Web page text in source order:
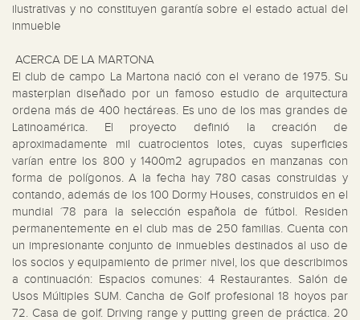
ilustrativas y no constituyen garantía sobre el estado actual del
inmueble
El club de campo La Martona nació con el verano de 1975. Su
masterplan diseñado por un famoso estudio de arquitectura
ordena más de 400 hectáreas. Es uno de los mas grandes de
Latinoamérica. El proyecto definió la creación de
aproximadamente mil cuatrocientos lotes, cuyas superficies
varían entre los 800 y 1400m2 agrupados en manzanas con
forma de polígonos. A la fecha hay 780 casas construidas y
contando, además de los 100 Dormy Houses, construidos en el
mundial ´78 para la selección española de fútbol. Residen
permanentemente en el club mas de 250 familias. Cuenta con
un impresionante conjunto de inmuebles destinados al uso de
los socios y equipamiento de primer nivel, los que describimos
a continuación: Espacios comunes: 4 Restaurantes. Salón de
Usos Múltiples SUM. Cancha de Golf profesional 18 hoyos par
72. Casa de golf. Driving range y putting green de práctica. 20